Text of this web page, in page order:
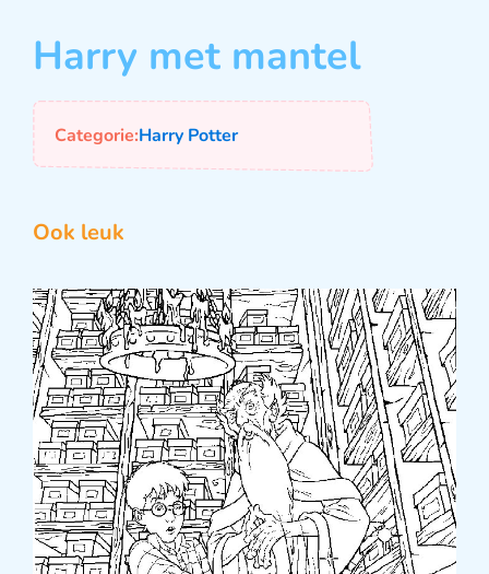
Harry met mantel
Categorie:Harry Potter
Ook leuk